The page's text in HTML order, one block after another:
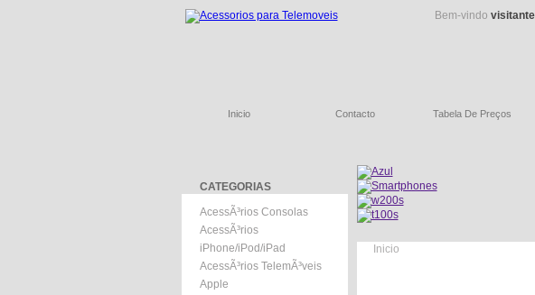
Bem-vindo visitante
Inicio Contacto Tabela De Preços
CATEGORIAS
AcessÃ³rios Consolas
AcessÃ³rios
iPhone/iPod/iPad
AcessÃ³rios TelemÃ³veis
Apple
Inicio